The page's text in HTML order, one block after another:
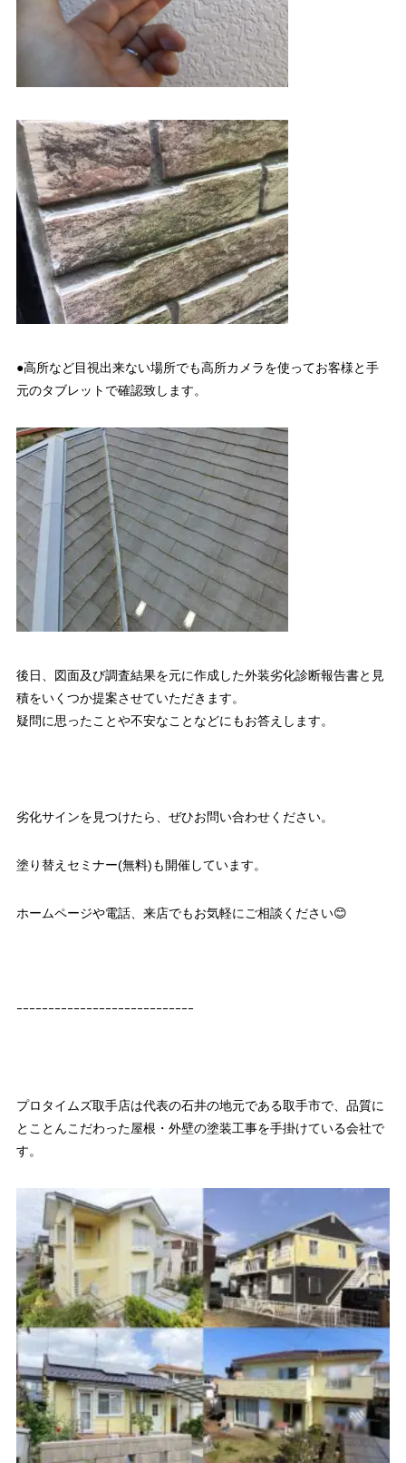
●高所など目視出来ない場所でも高所カメラを使ってお客様と手
元のタブレットで確認致します。
後日、図面及び調査結果を元に作成した外装劣化診断報告書と見
積をいくつか提案させていただきます。
疑問に思ったことや不安なことなどにもお答えします。
劣化サインを見つけたら、ぜひお問い合わせください。
塗り替えセミナー(無料)も開催しています。
ホームページや電話、来店でもお気軽にご相談ください😊
ｰｰｰｰｰｰｰｰｰｰｰｰｰｰｰｰｰｰｰｰｰｰｰｰｰｰｰｰ
プロタイムズ取手店は代表の石井の地元である取手市で、品質に
とことんこだわった屋根・外壁の塗装工事を手掛けている会社で
す。